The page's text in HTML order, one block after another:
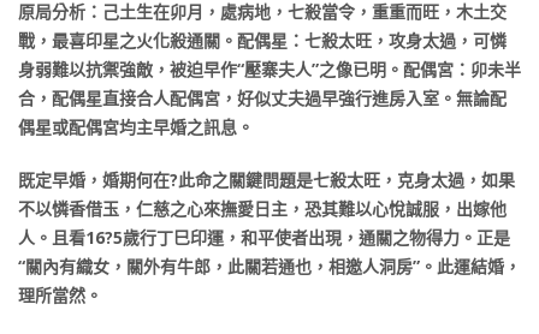
原局分析：己土生在卯月，處病地，七殺當令，重重而旺，木土交
戰，最喜印星之火化殺通關。配偶星：七殺太旺，攻身太過，可憐
身弱難以抗禦強敵，被迫早作“壓寨夫人”之像已明。配偶宮：卯未半
合，配偶星直接合人配偶宮，好似丈夫過早強行進房入室。無論配
偶星或配偶宮均主早婚之訊息。
既定早婚，婚期何在?此命之關鍵問題是七殺太旺，克身太過，如果
不以憐香借玉，仁慈之心來撫愛日主，恐其難以心悅誠服，出嫁他
人。且看16?5歲行丁巳印運，和平使者出現，通關之物得力。正是
“關內有織女，關外有牛郎，此關若通也，相邀人洞房”。此運結婚，
理所當然。